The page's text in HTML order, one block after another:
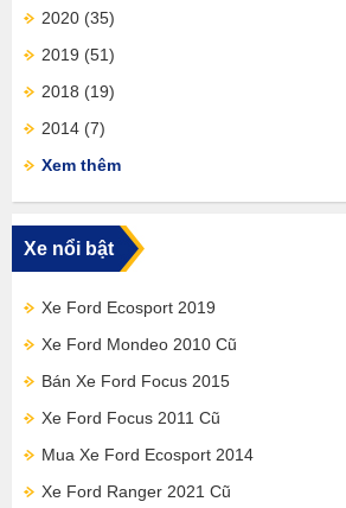
2020 (35)
2019 (51)
2018 (19)
2014 (7)
Xem thêm
Xe nổi bật
Xe Ford Ecosport 2019
Xe Ford Mondeo 2010 Cũ
Bán Xe Ford Focus 2015
Xe Ford Focus 2011 Cũ
Mua Xe Ford Ecosport 2014
Xe Ford Ranger 2021 Cũ